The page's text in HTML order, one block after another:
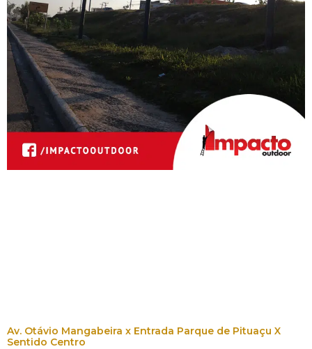
Av. Otávio Mangabeira x Entrada Parque de Pituaçu X
Sentido Centro